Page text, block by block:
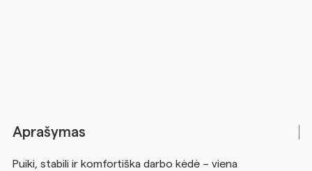
Aprašymas
Puiki, stabili ir komfortiška darbo kėdė – viena